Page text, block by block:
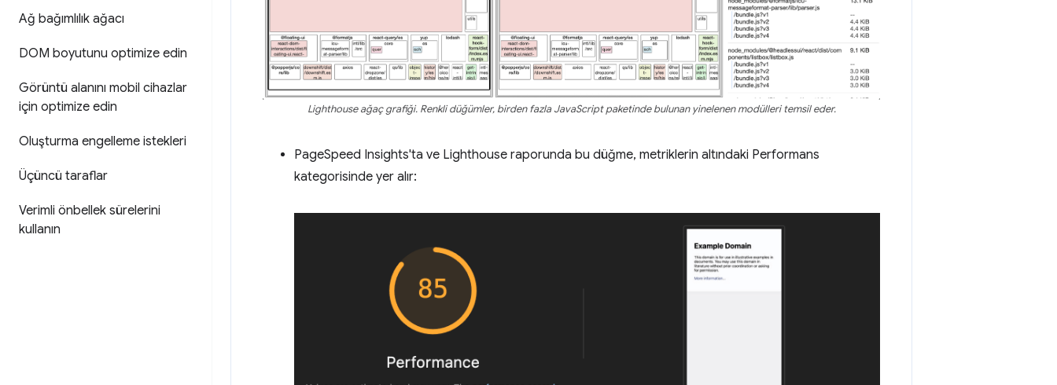
Ağ bağımlılık ağacı
DOM boyutunu optimize edin
Görüntü alanını mobil cihazlar
için optimize edin
Oluşturma engelleme istekleri
Üçüncü taraflar
Verimli önbellek sürelerini
kullanın
Lighthouse ağaç grafiği. Renkli düğümler, birden fazla JavaScript paketinde bulunan yinelenen modülleri temsil eder.
PageSpeed Insights'ta ve Lighthouse raporunda bu düğme, metriklerin altındaki Performans
kategorisinde yer alır: